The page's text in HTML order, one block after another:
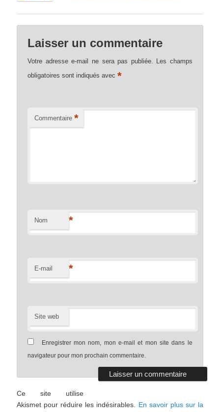
Laisser un commentaire
Votre adresse e-mail ne sera pas publiée.
Les champs
obligatoires sont indiqués avec*
Commentaire *
Nom *
E-mail *
Site web
Enregistrer mon nom, mon e-mail et mon site dans le
navigateur pour mon prochain commentaire.
Ce site utilise
Akismet pour réduire les indésirables. En savoir plus sur la